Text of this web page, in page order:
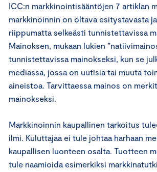
ICC:n markkinointisääntöjen 7 artiklan
markkinoinnin on oltava esitystavasta
riippumatta selkeästi tunnistettavissa
Mainoksen, mukaan lukien
tunnistettavissa mainokseksi, kun se
mediassa, jossa on uutisia tai muuta
aineistoa. Tarvittaessa mainos on
mainokseksi.
Markkinoinnin kaupallinen tarkoitus
ilmi. Kuluttajaa ei tule johtaa harhaan
kaupallisen luonteen osalta. Tuotteen
tule naamioida esimerkiksi